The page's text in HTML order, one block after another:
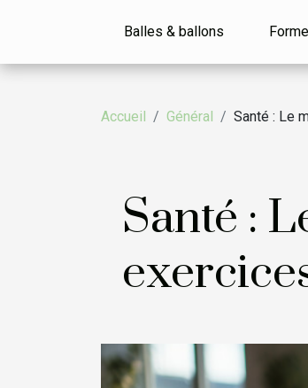
Balles & ballons
Accueil Général Santé : Le
Santé :